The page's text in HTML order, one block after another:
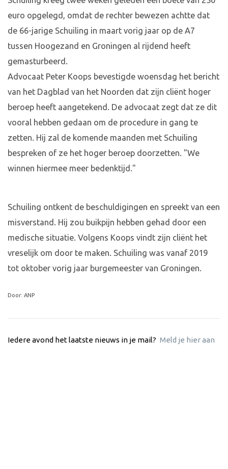
euro opgelegd, omdat de rechter bewezen achtte dat
de 66-jarige Schuiling in maart vorig jaar op de A7
tussen Hoogezand en Groningen al rijdend heeft
gemasturbeerd.
Advocaat Peter Koops bevestigde woensdag het bericht
van het Dagblad van het Noorden dat zijn cliënt hoger
beroep heeft aangetekend. De advocaat zegt dat ze dit
vooral hebben gedaan om de procedure in gang te
zetten. Hij zal de komende maanden met Schuiling
bespreken of ze het hoger beroep doorzetten. "We
winnen hiermee meer bedenktijd."
Schuiling ontkent de beschuldigingen en spreekt van een
misverstand. Hij zou buikpijn hebben gehad door een
medische situatie. Volgens Koops vindt zijn cliënt het
vreselijk om door te maken. Schuiling was vanaf 2019
tot oktober vorig jaar burgemeester van Groningen.
Door: ANP
Iedere avond het laatste nieuws in je mail? Meld je hier aan